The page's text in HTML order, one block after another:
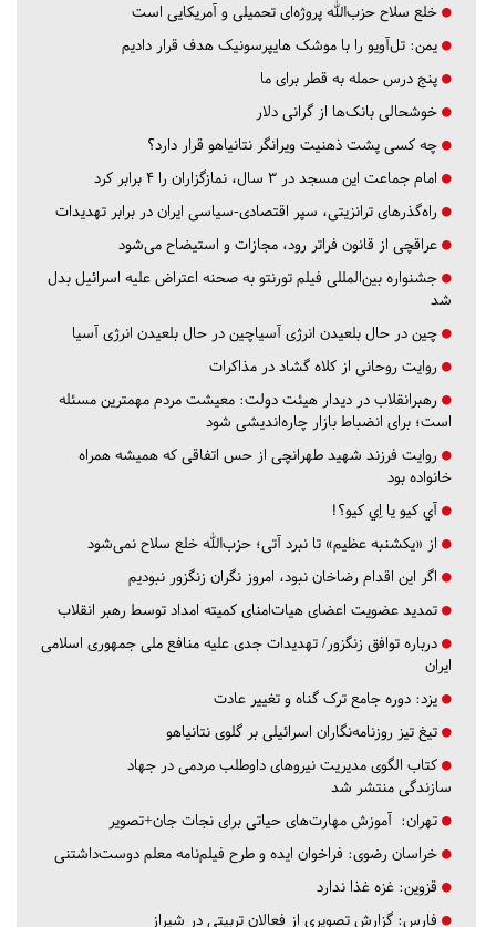
خلع سلاح حزب‌الله پروژه‌ای تحمیلی و آمریکایی است
یمن: تل‌آویو را با موشک هایپرسونیک هدف قرار دادیم
پنج درس‌ حمله به قطر برای ما
خوشحالی بانک‌ها از گرانی دلار
چه کسی پشت ذهنیت ویرانگر نتانیاهو قرار دارد؟
امام جماعت این مسجد در ۳ سال، نمازگزاران را ۴ برابر کرد
راه‌گذرهای ترانزیتی، سپر اقتصادی-سیاسی ایران در برابر تهدیدات
عراقچی از قانون فراتر رود، مجازات و استیضاح می‌شود
جشنواره بین‌المللی فیلم تورنتو به صحنه اعتراض علیه اسرائیل بدل
شد
چین در حال بلعیدن انرژی آسیاچین در حال بلعیدن انرژی آسیا
روایت روحانی از کلاه گشاد در مذاکرات
رهبرانقلاب در دیدار هیئت دولت: معیشت مردم مهمترین مسئله
است؛ برای انضباط بازار چاره‌اندیشی شود
روایت فرزند شهید طهرانچی از حس اتفاقی که همیشه همراه
خانواده بود
آي كيو يا اِي كيو؟!
از «یکشنبه عظیم» تا نبرد آتی؛ حزب‌الله خلع سلاح نمی‌شود
اگر این اقدام رضاخان نبود، امروز نگران زنگزور نبودیم
تمدید عضویت اعضای هیات‌امنای کمیته امداد توسط رهبر انقلاب
درباره توافق زنگزور/ تهدیدات جدی علیه منافع ملی جمهوری اسلامی
ایران
یزد: دوره جامع ترک گناه و تغییر عادت
تیغ تیز روزنامه‌نگاران اسرائیلی بر گلوی نتانیاهو
کتاب الگوی مدیریت نیروهای داوطلب مردمی در جهاد
سازندگی منتشر شد
تهران: آموزش مهارت‌های حیاتی برای نجات جان+تصویر
خراسان رضوی: فراخوان ایده و طرح فیلم‌نامه معلم دوست‌داشتنی
قزوین: غزه غذا ندارد
فارس: گزارش تصویری از فعالان تربیتی در شیراز